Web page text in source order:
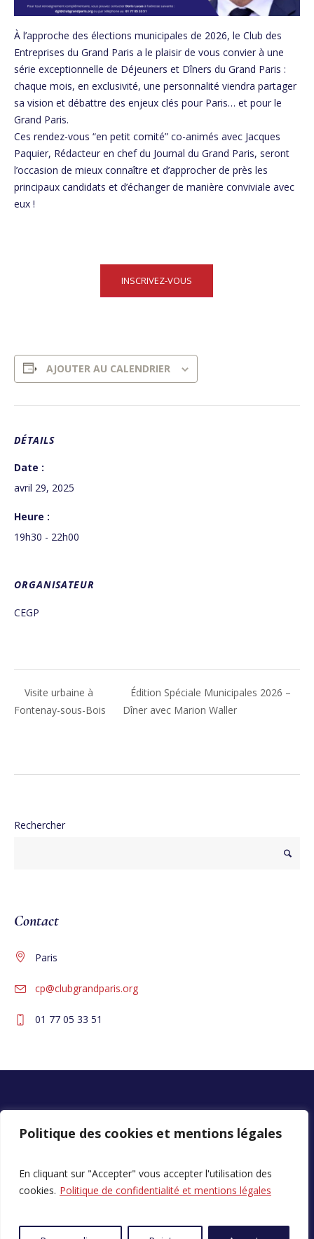
Politique des cookies et mentions légales
En cliquant sur "Accepter" vous accepter l'utilisation des
cookies. Politique de confidentialité et mentions légales
À l’approche des élections municipales de 2026, le Club des
Entreprises du Grand Paris a le plaisir de vous convier à une
série exceptionnelle de Déjeuners et Dîners du Grand Paris :
chaque mois, en exclusivité, une personnalité viendra partager
sa vision et débattre des enjeux clés pour Paris… et pour le
Grand Paris.
Ces rendez-vous “en petit comité” co-animés avec Jacques
Paquier, Rédacteur en chef du Journal du Grand Paris, seront
l’occasion de mieux connaître et d’approcher de près les
principaux candidats et d’échanger de manière conviviale avec
eux !
INSCRIVEZ-VOUS
AJOUTER AU CALENDRIER
DÉTAILS
Date :
avril 29, 2025
Heure :
19h30 - 22h00
ORGANISATEUR
CEGP
Visite urbaine à
Fontenay-sous-Bois
Édition Spéciale Municipales 2026 –
Dîner avec Marion Waller
Rechercher
Contact
Paris
cp@clubgrandparis.org
01 77 05 33 51